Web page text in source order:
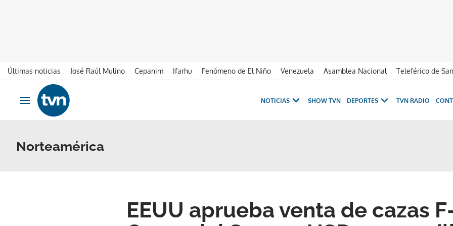
Últimas noticias José Raúl Mulino Cepanim Ifarhu Fenómeno de El Niño Venezuela Asamblea Nacional Teleférico de
Ir al contenido
Obrir navegació
NOTICIAS SHOW TVN DEPORTES TVN RADIO
Norteamérica
EEUU aprueba venta de cazas